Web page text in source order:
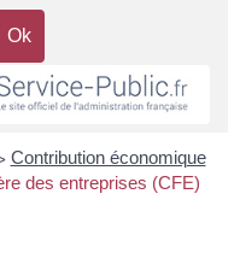
Contribution économique
des entreprises (CFE)